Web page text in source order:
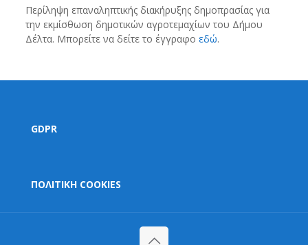
Περίληψη επαναληπτικής διακήρυξης δημοπρασίας για
την εκμίσθωση δημοτικών αγροτεμαχίων του Δήμου
Δέλτα. Μπορείτε να δείτε το έγγραφο εδώ.
GDPR
ΠΟΛΙΤΙΚΗ COOKIES